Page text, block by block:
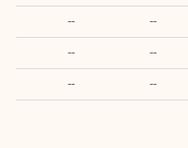
--
--
--
--
--
--